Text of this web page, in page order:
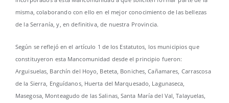
misma, colaborando con ello en el mejor conocimiento de las bellezas
de la Serranía, y, en definitiva, de nuestra Provincia.
Según se reflejó en el artículo 1 de los Estatutos, los municipios que
constituyeron esta Mancomunidad desde el principio fueron:
Arguisuelas, Barchín del Hoyo, Beteta, Boniches, Cañamares, Carrascosa
de la Sierra, Enguídanos, Huerta del Marquesado, Lagunaseca,
Masegosa, Monteagudo de las Salinas, Santa María del Val, Talayuelas,